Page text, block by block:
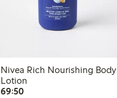
Nivea Rich Nourishing Body
Lotion
69:5069,50 kr